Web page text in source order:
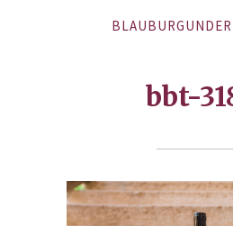
bbt-